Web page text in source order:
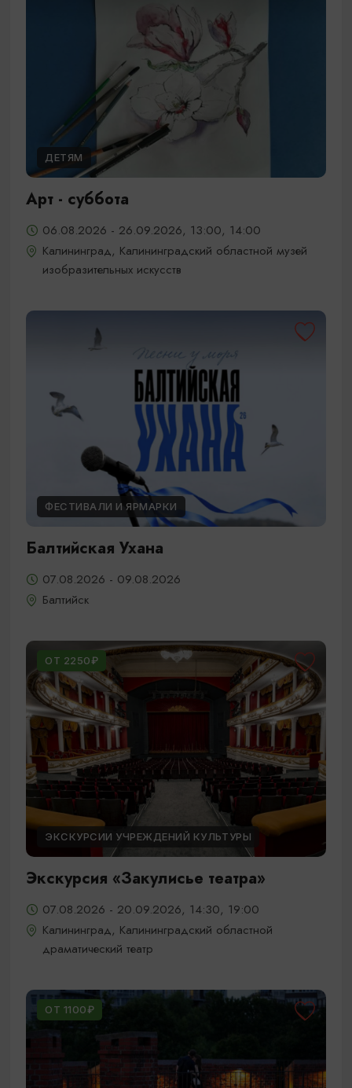
ДЕТЯМ
Арт - суббота
06.08.2026 - 26.09.2026, 13:00, 14:00
Калининград, Калининградский областной музей
изобразительных искусств
ФЕСТИВАЛИ И ЯРМАРКИ
Балтийская Ухана
07.08.2026 - 09.08.2026
Балтийск
ОТ 2250₽
ЭКСКУРСИИ УЧРЕЖДЕНИЙ КУЛЬТУРЫ
Экскурсия «Закулисье театра»
07.08.2026 - 20.09.2026, 14:30, 19:00
Калининград, Калининградский областной
драматический театр
ОТ 1100₽